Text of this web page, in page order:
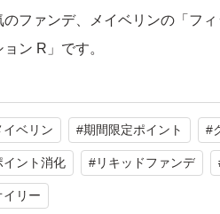
のファンデ、メイベリンの「フ
ョン R」です。
は一番人気の肌なじみが良い【
ります。
イ成分配合でテカリを抑え、毛
肌に仕上がります。
イベリン #期間限定ポイント #
イント消化 #リキッドファンデ
イリー